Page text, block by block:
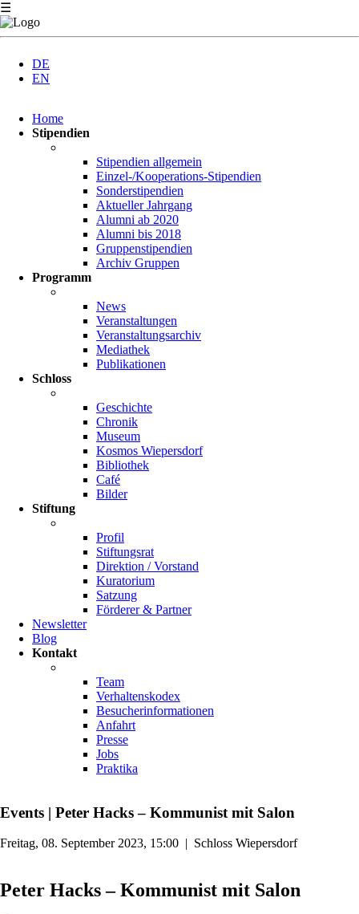
☰
DE
EN
überspringen
Home
Stipendien
Stipendien allgemein
Einzel-/Kooperations-Stipendien
Sonderstipendien
Aktueller Jahrgang
Alumni ab 2020
Alumni bis 2018
Gruppenstipendien
Archiv Gruppen
Programm
News
Veranstaltungen
Veranstaltungsarchiv
Mediathek
Publikationen
Schloss
Geschichte
Chronik
Museum
Kosmos Wiepersdorf
Bibliothek
Café
Bilder
Stiftung
Profil
Stiftungsrat
Direktion / Vorstand
Kuratorium
Satzung
Förderer & Partner
Newsletter
Blog
Kontakt
Team
Verhaltenskodex
Besucherinformationen
Anfahrt
Presse
Jobs
Praktika
Events | Peter Hacks – Kommunist mit Salon
Freitag, 08. September 2023, 15:00 | Schloss Wiepersdorf
Peter Hacks – Kommunist mit Salon